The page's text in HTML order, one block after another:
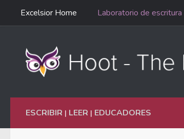
Ir al contenido
navegación
Excelsior Home Laboratorio de escritura
ESCRIBIR | LEER | EDUCADORES